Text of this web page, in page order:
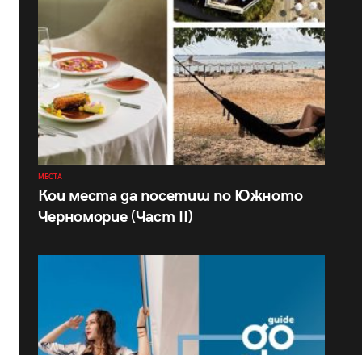
МЕСТА
Кои места да посетиш по Южното
Черноморие (Част II)